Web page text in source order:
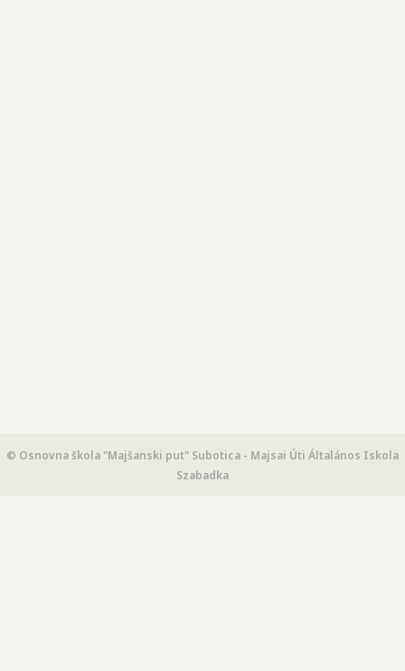
© Osnovna škola "Majšanski put" Subotica - Majsai Úti Általános Iskola
Szabadka